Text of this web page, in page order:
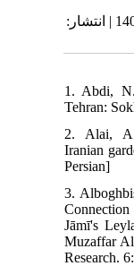
دریافت: 1402/10/27 | پذیرش: 1403/4/6 | انتشار:
1. Abdi,
Tehran:
2. Alai,
Iranian
Persian]
3.
Jāmī's
Muzaffar
Research.